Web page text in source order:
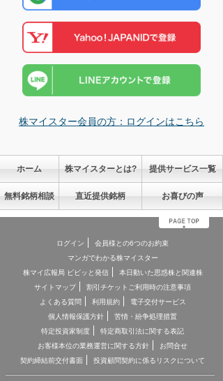
株マイスター会員の方：ログインはこちら
ホーム 株マイスターとは? 提供サービス一覧
無料銘柄相談 直近提供銘柄 お喜びの声
ログイン
会員様との6つのお約束
マンガでわかる株マイスター
株マイ広報局 ビビッと発信
本日動いた思惑株と関連株
サイトマップ
割引チケットご利用時の注意事項
よくある質問
利用規約
電子交付サービス
個人情報保護方針
苦情・紛争処理措置
特定投資家制度
特定商取引法に関する表記
お客様本位の業務運営に関する方針
お問合せ
契約締結前交付書面
投資顧問契約に係るリスクについて